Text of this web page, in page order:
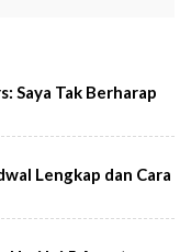
Saya Tak Berharap
Lengkap dan Cara